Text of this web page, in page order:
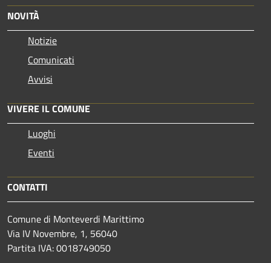
NOVITÀ
Notizie
Comunicati
Avvisi
VIVERE IL COMUNE
Luoghi
Eventi
CONTATTI
Comune di Monteverdi Marittimo
Via IV Novembre, 1, 56040
Partita IVA: 0018749050